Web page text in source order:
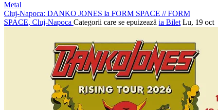
Metal
Cluj-Napoca: DANKO JONES la FORM SPACE //FORM
SPACE, Cluj-Napoca Categorii care se epuizează ia Bilet Lu, 19 oct